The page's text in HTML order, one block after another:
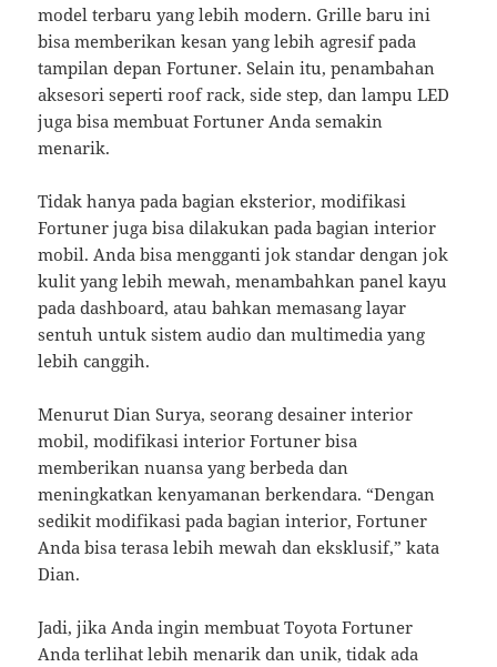
model terbaru yang lebih modern. Grille baru ini
bisa memberikan kesan yang lebih agresif pada
tampilan depan Fortuner. Selain itu, penambahan
aksesori seperti roof rack, side step, dan lampu LED
juga bisa membuat Fortuner Anda semakin
menarik.
Tidak hanya pada bagian eksterior, modifikasi
Fortuner juga bisa dilakukan pada bagian interior
mobil. Anda bisa mengganti jok standar dengan jok
kulit yang lebih mewah, menambahkan panel kayu
pada dashboard, atau bahkan memasang layar
sentuh untuk sistem audio dan multimedia yang
lebih canggih.
Menurut Dian Surya, seorang desainer interior
mobil, modifikasi interior Fortuner bisa
memberikan nuansa yang berbeda dan
meningkatkan kenyamanan berkendara. “Dengan
sedikit modifikasi pada bagian interior, Fortuner
Anda bisa terasa lebih mewah dan eksklusif,” kata
Dian.
Jadi, jika Anda ingin membuat Toyota Fortuner
Anda terlihat lebih menarik dan unik, tidak ada